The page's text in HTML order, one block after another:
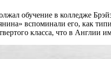
обучение в колледже
вспоминали его, как
класса, что в Англии